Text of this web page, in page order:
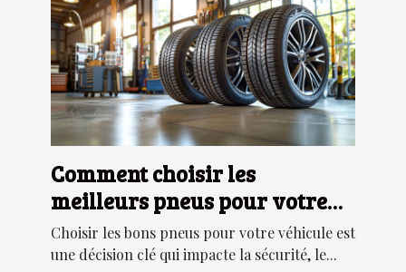
Comment choisir les
meilleurs pneus pour votre
véhicule tout au long de
l'année
Choisir les bons pneus pour votre véhicule est
une décision clé qui impacte la sécurité, le...